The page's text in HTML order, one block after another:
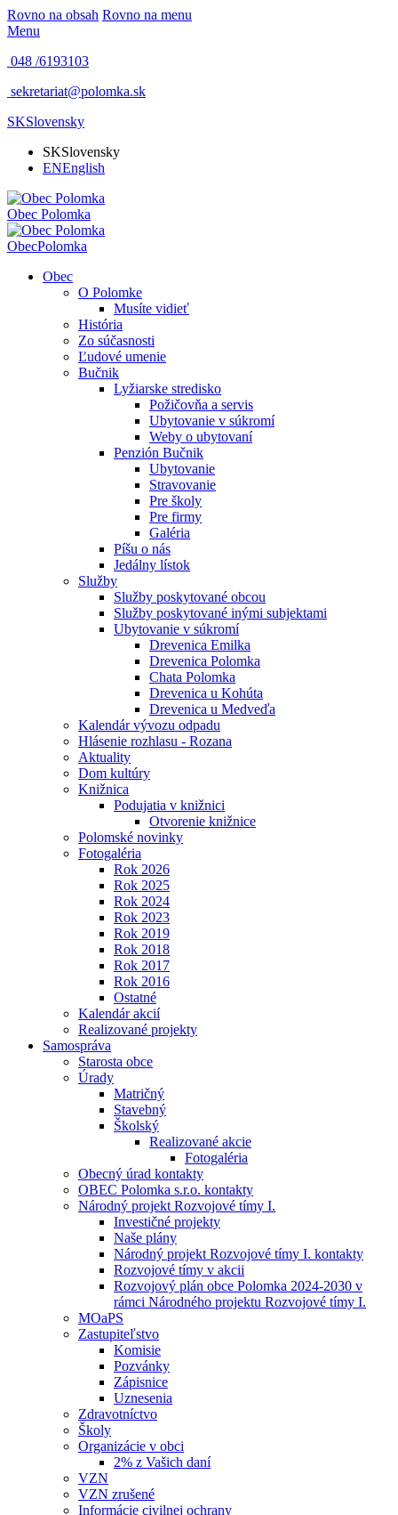
Rovno na obsah Rovno na menu
Menu
048 /6193103
sekretariat@polomka.sk
SKSlovensky
SKSlovensky
ENEnglish
Obec Polomka
ObecPolomka
Obec
O Polomke
Musíte vidieť
História
Zo súčasnosti
Ľudové umenie
Bučnik
Lyžiarske stredisko
Požičovňa a servis
Ubytovanie v súkromí
Weby o ubytovaní
Penzión Bučnik
Ubytovanie
Stravovanie
Pre školy
Pre firmy
Galéria
Píšu o nás
Jedálny lístok
Služby
Služby poskytované obcou
Služby poskytované inými subjektami
Ubytovanie v súkromí
Drevenica Emilka
Drevenica Polomka
Chata Polomka
Drevenica u Kohúta
Drevenica u Medveďa
Kalendár vývozu odpadu
Hlásenie rozhlasu - Rozana
Aktuality
Dom kultúry
Knižnica
Podujatia v knižnici
Otvorenie knižnice
Polomské novinky
Fotogaléria
Rok 2026
Rok 2025
Rok 2024
Rok 2023
Rok 2019
Rok 2018
Rok 2017
Rok 2016
Ostatné
Kalendár akcií
Realizované projekty
Samospráva
Starosta obce
Úrady
Matričný
Stavebný
Školský
Realizované akcie
Fotogaléria
Obecný úrad kontakty
OBEC Polomka s.r.o. kontakty
Národný projekt Rozvojové tímy I.
Investičné projekty
Naše plány
Národný projekt Rozvojové tímy I. kontakty
Rozvojové tímy v akcii
Rozvojový plán obce Polomka 2024-2030 v
rámci Národného projektu Rozvojové tímy I.
MOaPS
Zastupiteľstvo
Komisie
Pozvánky
Zápisnice
Uznesenia
Zdravotníctvo
Školy
Organizácie v obci
2% z Vašich daní
VZN
VZN zrušené
Informácie civilnej ochrany